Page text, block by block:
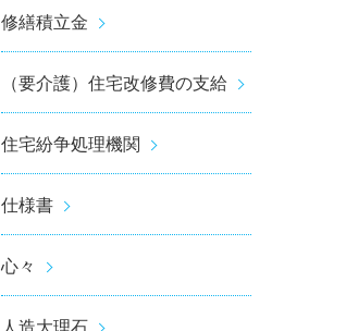
修繕積立金
（要介護）住宅改修費の支給
住宅紛争処理機関
仕様書
心々
人造大理石